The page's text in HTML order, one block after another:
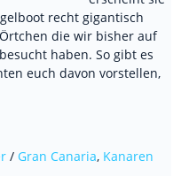
recht gigantisch
die wir bisher auf
haben. So gibt es
euch davon vorstellen,
/ Gran Canaria, Kanaren